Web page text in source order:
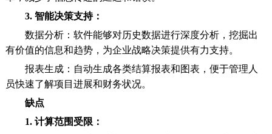
3. 智能决策支持：
数据分析：软件能够对历史数据进行深度分析，挖掘出
有价值的信息和趋势，为企业战略决策提供有力支持。
报表生成：自动生成各类结算报表和图表，便于管理人
员快速了解项目进展和财务状况。
缺点
1. 计算范围受限：